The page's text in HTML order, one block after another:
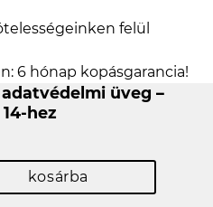
felül
6 hónap kopásgarancia!
üveg –
hez
kosárba